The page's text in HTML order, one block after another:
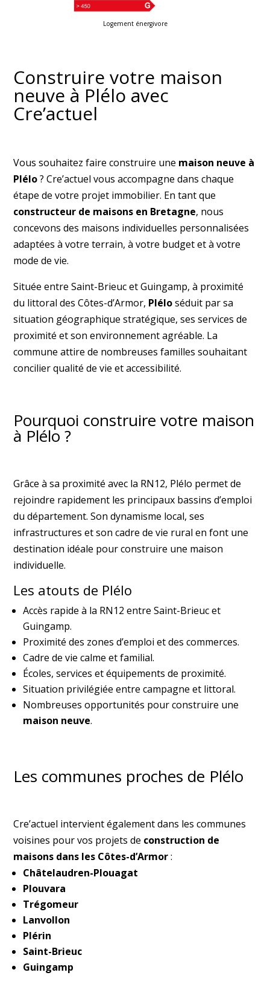
Logement énergivore
Construire votre maison
neuve à Plélo avec
Cre’actuel
Vous souhaitez faire construire une maison neuve à
Plélo? Cre’actuel vous accompagne dans chaque
étape de votre projet immobilier. En tant que
constructeur de maisons en Bretagne, nous
concevons des maisons individuelles personnalisées
adaptées à votre terrain, à votre budget et à votre
mode de vie.
Située entre Saint-Brieuc et Guingamp, à proximité
du littoral des Côtes-d’Armor, Pléloséduit par sa
situation géographique stratégique, ses services de
proximité et son environnement agréable. La
commune attire de nombreuses familles souhaitant
concilier qualité de vie et accessibilité.
Pourquoi construire votre maison
à Plélo ?
Grâce à sa proximité avec la RN12, Plélo permet de
rejoindre rapidement les principaux bassins d’emploi
du département. Son dynamisme local, ses
infrastructures et son cadre de vie rural en font une
destination idéale pour construire une maison
individuelle.
Les atouts de Plélo
Accès rapide à la RN12 entre Saint-Brieuc et
Guingamp.
Proximité des zones d’emploi et des commerces.
Cadre de vie calme et familial.
Écoles, services et équipements de proximité.
Situation privilégiée entre campagne et littoral.
Nombreuses opportunités pour construire une
maison neuve.
Les communes proches de Plélo
Cre’actuel intervient également dans les communes
voisines pour vos projets de construction de
maisons dans les Côtes-d’Armor:
Châtelaudren-Plouagat
Plouvara
Trégomeur
Lanvollon
Plérin
Saint-Brieuc
Guingamp